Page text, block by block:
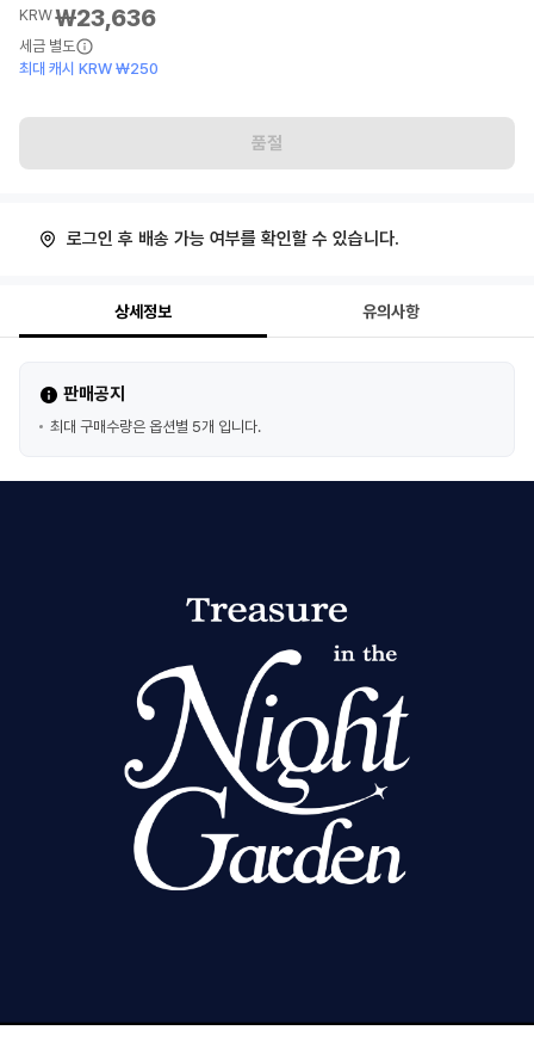
KRW₩23,636
세금 별도
최대 캐시 KRW ₩250
품절
로그인 후 배송 가능 여부를 확인할 수 있습니다.
상세정보 유의사항
판매공지
최대 구매수량은 옵션별 5개 입니다.